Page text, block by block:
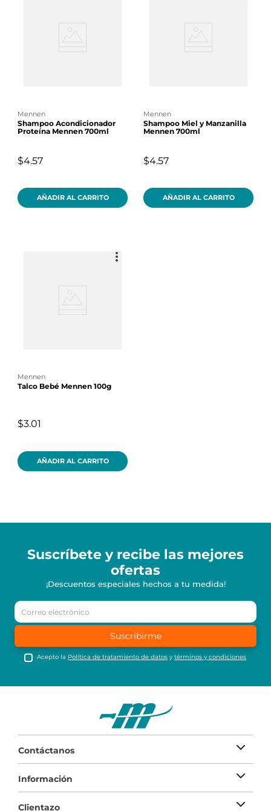
mennen
Shampoo Acondicionador
Proteína Mennen 700ml
$4.57
AÑADIR AL CARRITO
mennen
Shampoo Miel y Manzanilla
Mennen 700ml
$4.57
AÑADIR AL CARRITO
mennen
Talco Bebé Mennen 100g
$3.01
AÑADIR AL CARRITO
Suscríbete y recibe las mejores
ofertas
¡Descuentos especiales hechos a tu medida!
Suscribirme
Acepto la Política de tratamiento de datos ytérminos y condiciones
Contáctanos
Información
Clientazo